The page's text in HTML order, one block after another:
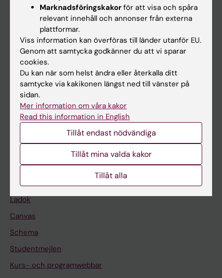
Huvudmeny
Utbildning
Forskarutbildning
Forskning
Om KI
På gång
Nyheter
Student
Ladok
Canvas
Schema
Studentmejlen
Kurs- och programwebbar
Marknadsföringskakor för att visa och spåra
relevant innehåll och annonser från externa
plattformar.
Viss information kan överföras till länder utanför EU.
Genom att samtycka godkänner du att vi sparar
cookies.
Du kan när som helst ändra eller återkalla ditt
samtycke via kakikonen längst ned till vänster på
sidan.
Mer information om våra kakor
Read this information in English
Tillåt endast nödvändiga
Tillåt mina valda kakor
Tillåt alla